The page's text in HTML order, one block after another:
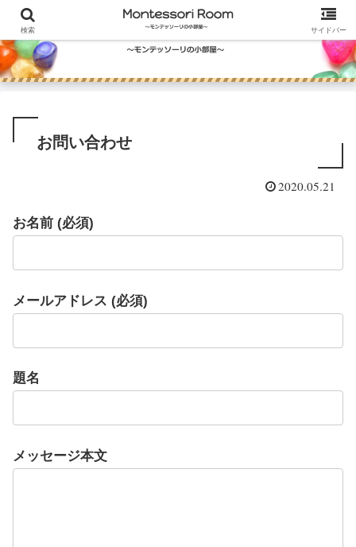
お問い合わせ
2020.05.21
お名前 (必須)
メールアドレス (必須)
題名
メッセージ本文
検索 サイドバー